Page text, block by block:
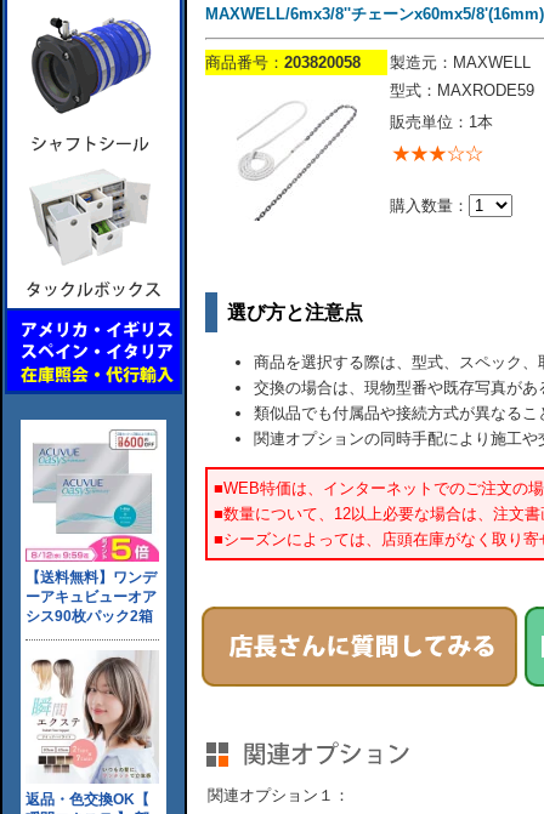
MAXWELL/6mx3/8''チェーンx60mx5/
商品番号： 203820058
製造元：MAXWELL
型式：MAXRODE59
販売単位：1本
購入数量：
選び方と注意点
商品を選択する際は、型式、スペック
交換の場合は、現物型番や既存写真が
類似品でも付属品や接続方式が異なるこ
関連オプションの同時手配により施工
■WEB特価は、インターネットでのご注文の
■数量について、12以上必要な場合は、注文
■シーズンによっては、店頭在庫がなく取り
関連オプション１：